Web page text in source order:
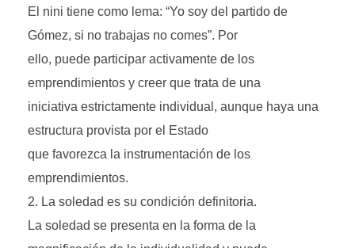
El nini tiene como lema: “Yo soy del partido de
Gómez, si no trabajas no comes”. Por
ello, puede participar activamente de los
emprendimientos y creer que trata de una
iniciativa estrictamente individual, aunque haya una
estructura provista por el Estado
que favorezca la instrumentación de los
emprendimientos.
La soledad es su condición definitoria.
La soledad se presenta en la forma de la